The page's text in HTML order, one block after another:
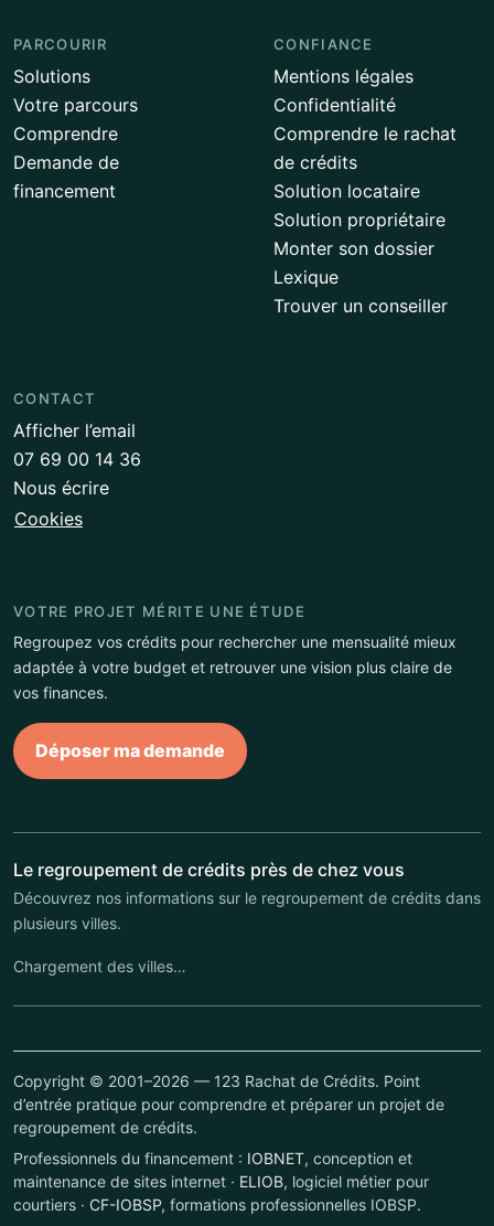
PARCOURIR
Solutions
Votre parcours
Comprendre
Demande de
financement
CONFIANCE
Mentions légales
Confidentialité
Comprendre le rachat
de crédits
Solution locataire
Solution propriétaire
Monter son dossier
Lexique
Trouver un conseiller
CONTACT
Afficher l’email
07 69 00 14 36
Nous écrire
Cookies
VOTRE PROJET MÉRITE UNE ÉTUDE
Regroupez vos crédits pour rechercher une mensualité mieux
adaptée à votre budget et retrouver une vision plus claire de
vos finances.
Déposer ma demande
Le regroupement de crédits près de chez vous
Découvrez nos informations sur le regroupement de crédits dans
plusieurs villes.
Chargement des villes…
Copyright © 2001–2026 — 123 Rachat de Crédits. Point
d’entrée pratique pour comprendre et préparer un projet de
regroupement de crédits.
Professionnels du financement : IOBNET, conception et
maintenance de sites internet · ELIOB, logiciel métier pour
courtiers · CF-IOBSP, formations professionnelles IOBSP.